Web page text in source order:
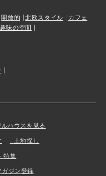
開放的 北欧スタイル
カフェ
趣味の空間
ルハウスを見る
土地探し
特集
ガジン登録